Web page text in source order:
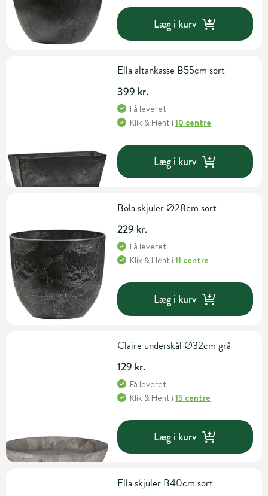
Læg i kurv
Ella altankasse B55cm sort
399 kr.
Få leveret
Klik & Hent i10 centre
Læg i kurv
Bola skjuler Ø28cm sort
229 kr.
Få leveret
Klik & Hent i11 centre
Læg i kurv
Claire underskål Ø32cm grå
129 kr.
Få leveret
Klik & Hent i15 centre
Læg i kurv
Ella skjuler B40cm sort